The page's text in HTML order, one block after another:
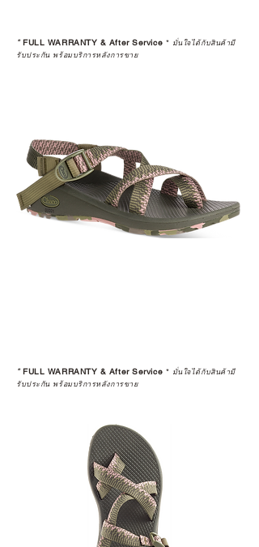
*FULL WARRANTY & After Service * มั่นใจได้กับสินค้ามี
รับประกัน พร้อมบริการหลังการขาย
*FULL WARRANTY & After Service * มั่นใจได้กับสินค้ามี
รับประกัน พร้อมบริการหลังการขาย